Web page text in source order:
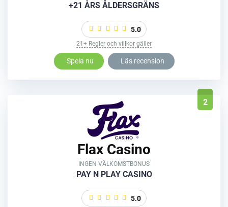
+21 ÅRS ÅLDERSGRÄNS
5.0
21+ Regler och villkor gäller
Spela nu Läs recension
2
Flax Casino
INGEN VÄLKOMSTBONUS
PAY N PLAY CASINO
5.0